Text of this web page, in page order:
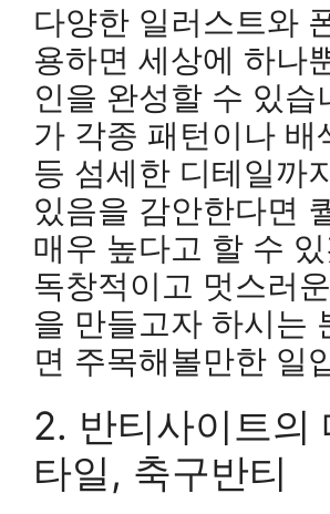
다양한 일러스트와
용하면 세상에 하나
인을 완성할 수 있습
가 각종 패턴이나 배
등 섬세한 디테일까
있음을 감안한다면
매우 높다고 할 수
독창적이고 멋스러
을 만들고자 하시는
면 주목해볼만한 일
2. 반티사이트의
타일, 축구반티